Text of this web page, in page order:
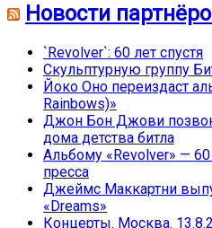
Новости
`Revolver`: 60 лет спустя
Скульптурную группу
Йоко Оно переиздаст
Rainbows)»
Джон Бон Джови
дома детства битла
Альбому «Revolver» —
пресса
Джеймс Маккартни
«Dreams»
Концерты. Москва.